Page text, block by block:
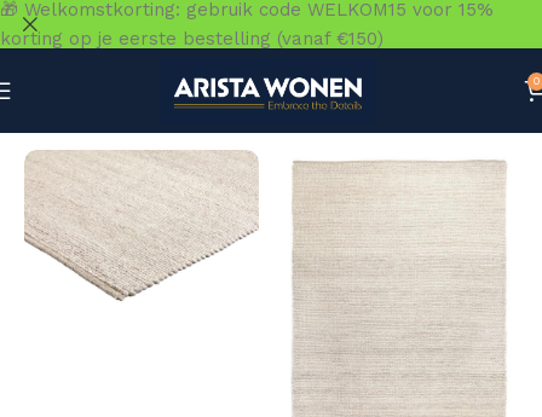
0
🎁 Welkomstkorting: gebruik code WELKOM15 voor 15%
korting op je eerste bestelling (vanaf €150)